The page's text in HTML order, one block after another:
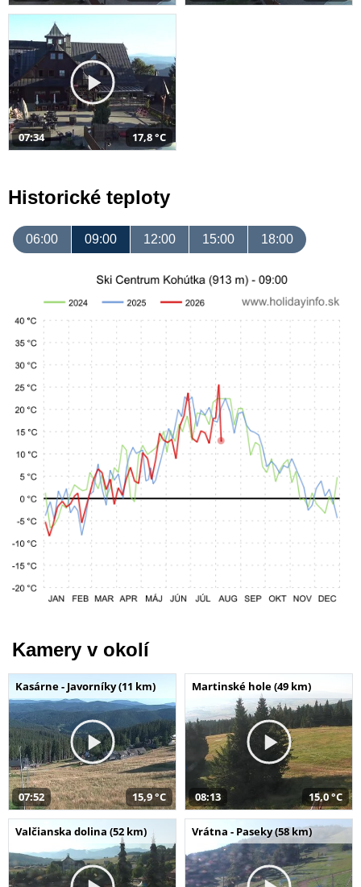
07:34 17,8 °C
Historické teploty
06:00 09:00 12:00 15:00 18:00
Kamery v okolí
Kasárne - Javorníky (11 km)
07:52 15,9 °C
Martinské hole (49 km)
08:13 15,0 °C
Valčianska dolina (52 km) Vrátna - Paseky (58 km)